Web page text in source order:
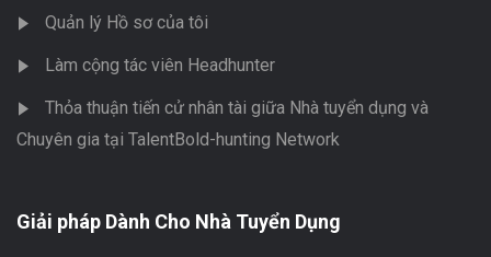
Quản lý Hồ sơ của tôi
Làm cộng tác viên Headhunter
Thỏa thuận tiến cử nhân tài giữa Nhà tuyển dụng và
Chuyên gia tại TalentBold-hunting Network
Giải pháp Dành Cho Nhà Tuyển Dụng